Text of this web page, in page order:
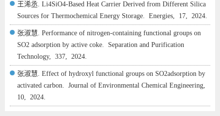
王浠丞. Li4SiO4-Based Heat Carrier Derived from Different Silica
Sources for Thermochemical Energy Storage. Energies, 17, 2024.
张淑慧. Performance of nitrogen-containing functional groups on
SO2 adsorption by active coke.
Separation and Purification
Technology, 337, 2024.
张淑慧. Effect of hydroxyl functional groups on SO2adsorption by
activated carbon. Journal of Environmental Chemical Engineering,
10, 2024.